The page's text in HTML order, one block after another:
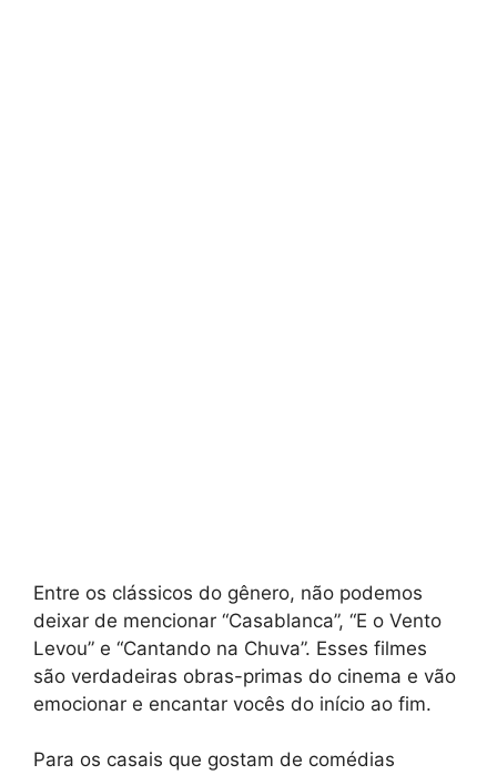
Entre os clássicos do gênero, não podemos
deixar de mencionar “Casablanca”, “E o Vento
Levou” e “Cantando na Chuva”. Esses filmes
são verdadeiras obras-primas do cinema e vão
emocionar e encantar vocês do início ao fim.
Para os casais que gostam de comédias